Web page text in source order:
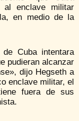
al enclave militar
en medio de la
Cuba intentara
pudieran alcanzar
dijo Hegseth a
enclave militar, el
fuera de sus